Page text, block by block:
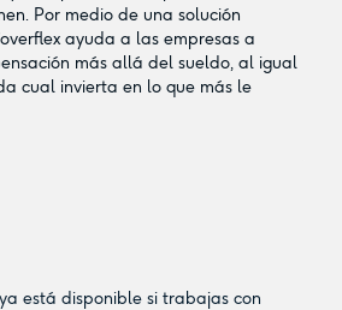
Por medio de una solución
ayuda a las empresas a
más allá del sueldo, al igual
cual invierta en lo que más le
está disponible si trabajas con